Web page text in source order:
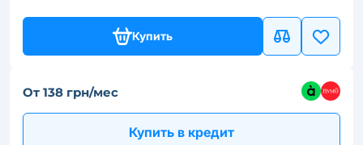
Купить
От 138 грн/мес
Купить в кредит